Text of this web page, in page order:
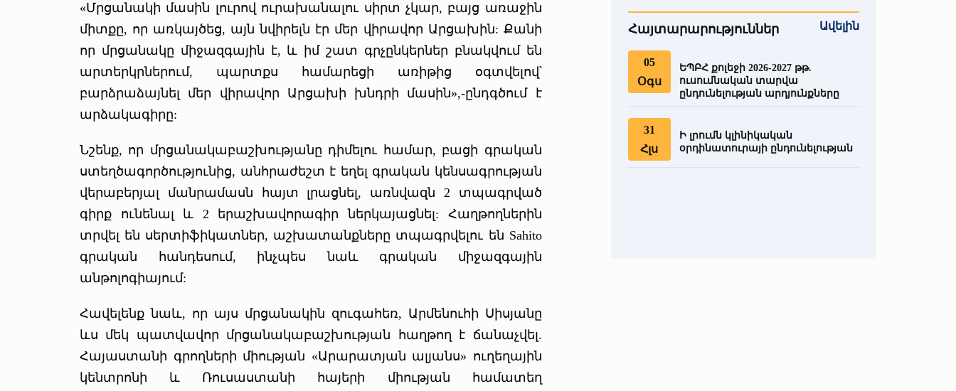
«Մրցանակի մասին լուրով ուրախանալու սիրտ չկար, բայց առաջին
միտքը, որ առկայծեց, այն նվիրելն էր մեր վիրավոր Արցախին: Քանի
որ մրցանակը միջազգային է, և իմ շատ գրչընկերներ բնակվում են
արտերկրներում, պարտքս համարեցի առիթից օգտվելով՝
բարձրաձայնել մեր վիրավոր Արցախի խնդրի մասին»,-ընդգծում է
արձակագիրը:
Նշենք, որ մրցանակաբաշխությանը դիմելու համար, բացի գրական
ստեղծագործությունից, անհրաժեշտ է եղել գրական կենսագրության
վերաբերյալ մանրամասն հայտ լրացնել, առնվազն 2 տպագրված
գիրք ունենալ և 2 երաշխավորագիր ներկայացնել: Հաղթողներին
տրվել են սերտիֆիկատներ, աշխատանքները տպագրվելու են Sahito
գրական հանդեսում, ինչպես նաև գրական միջազգային
անթոլոգիայում:
Հավելենք նաև, որ այս մրցանակին զուգահեռ, Արմենուհի Սիսյանը
ևս մեկ պատվավոր մրցանակաբաշխության հաղթող է ճանաչվել.
Հայաստանի գրողների միության «Արարատյան ալյանս» ուղեղային
կենտրոնի և Ռուսաստանի հայերի միության համատեղ
Հայտարարություններ Ավելին
05
Օգս
ԵՊԲՀ քոլեջի 2026-2027 թթ.
ուսումնական տարվա
ընդունելության արդյունքները
31
Հլս
Ի լրումն կլինիկական
օրդինատուրայի ընդունելության